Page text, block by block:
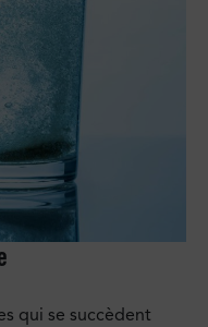
qui se succèdent